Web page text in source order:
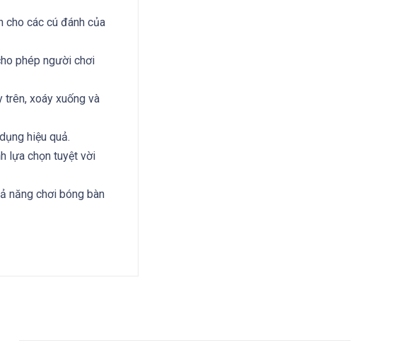
cho các cú đánh của
phép người chơi
xoáy xuống và
hiệu quả.
lựa chọn tuyệt vời
năng chơi bóng bàn